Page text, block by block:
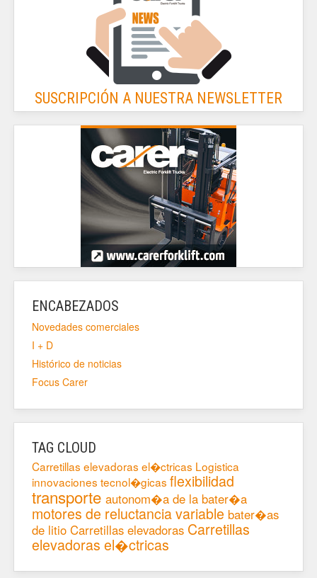
SUSCRIPCIÓN A NUESTRA NEWSLETTER
ENCABEZADOS
Novedades comerciales
I + D
Histórico de noticias
Focus Carer
TAG CLOUD
Carretillas elevadoras el�ctricas Logistica
innovaciones tecnol�gicas flexibilidad
transporte autonom�a de la bater�a
motores de reluctancia variable bater�as
de litio Carretillas elevadoras Carretillas
elevadoras el�ctricas